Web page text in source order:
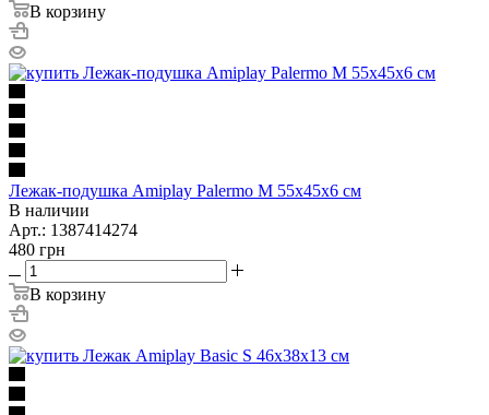
В корзину
Лежак-подушка Amiplay Palermo M 55х45х6 см
В наличии
Арт.: 1387414274
480 грн
В корзину